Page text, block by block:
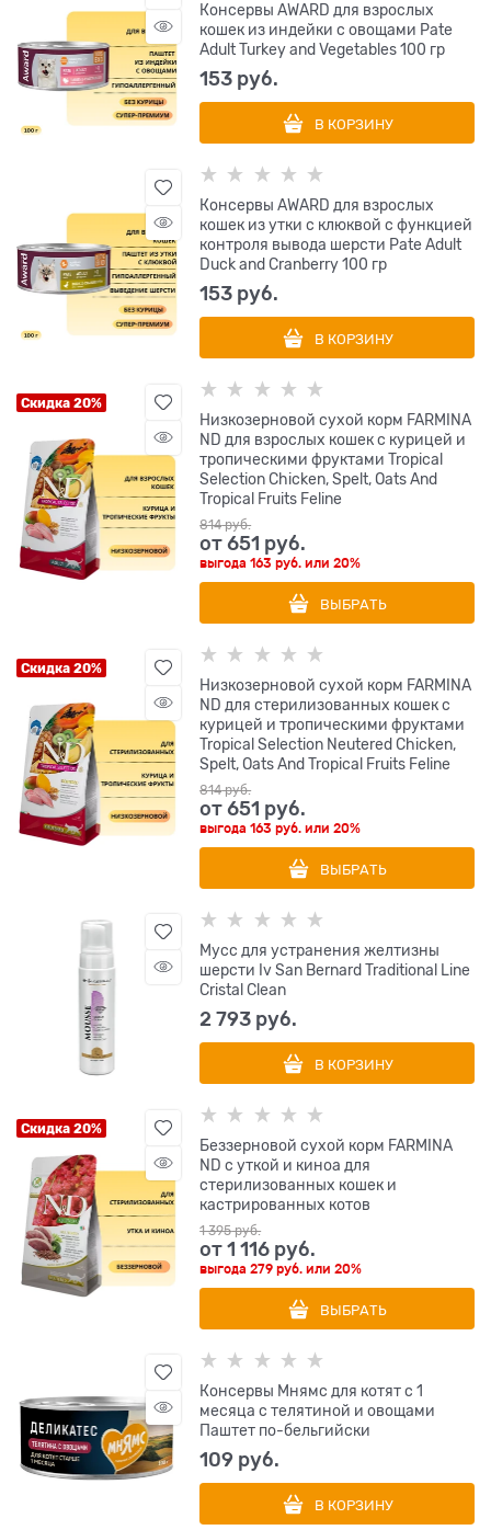
Консервы AWARD для взрослых
кошек из индейки с овощами Pate
Adult Turkey and Vegetables 100 гр
153 руб.
В КОРЗИНУ
Консервы AWARD для взрослых
кошек из утки с клюквой с функцией
контроля вывода шерсти Pate Adult
Duck and Cranberry 100 гр
153 руб.
В КОРЗИНУ
Скидка 20%
Низкозерновой cухой корм FARMINA
ND для взрослых кошек с курицей и
тропическими фруктами Tropical
Selection Chicken, Spelt, Oats And
Tropical Fruits Feline
814 руб.
от651 руб.
выгода163 руб. или20%
ВЫБРАТЬ
Скидка 20%
Низкозерновой cухой корм FARMINA
ND для стерилизованных кошек с
курицей и тропическими фруктами
Tropical Selection Neutered Chicken,
Spelt, Oats And Tropical Fruits Feline
814 руб.
от651 руб.
выгода163 руб. или20%
ВЫБРАТЬ
Мусс для устранения желтизны
шерсти Iv San Bernard Traditional Line
Cristal Clean
2 793 руб.
В КОРЗИНУ
Скидка 20%
Беззерновой cухой корм FARMINA
ND с уткой и киноа для
стерилизованных кошек и
кастрированных котов
1 395 руб.
от1 116 руб.
выгода279 руб. или20%
ВЫБРАТЬ
Консервы Мнямс для котят с 1
месяца с телятиной и овощами
Паштет по-бельгийски
109 руб.
В КОРЗИНУ